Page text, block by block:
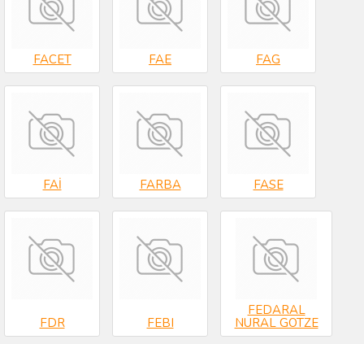
FACET FAE FAG
FAİ FARBA FASE
FDR FEBI
FEDARAL
NURAL GOTZE